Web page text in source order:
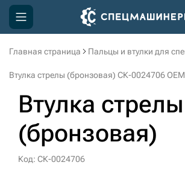
Главная страница Пальцы и втулки для
Втулка стрелы (бронзовая) СК-0024706 OEM
Втулка стрелы
(бронзовая)
Код: СК-0024706
Компания
Доставка и оплата
Информация
Контакты